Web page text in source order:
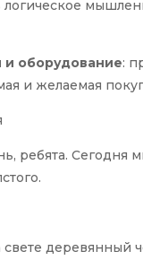
логическое
и оборудование:
и желаемая
ребята. Сегодня
деревянный